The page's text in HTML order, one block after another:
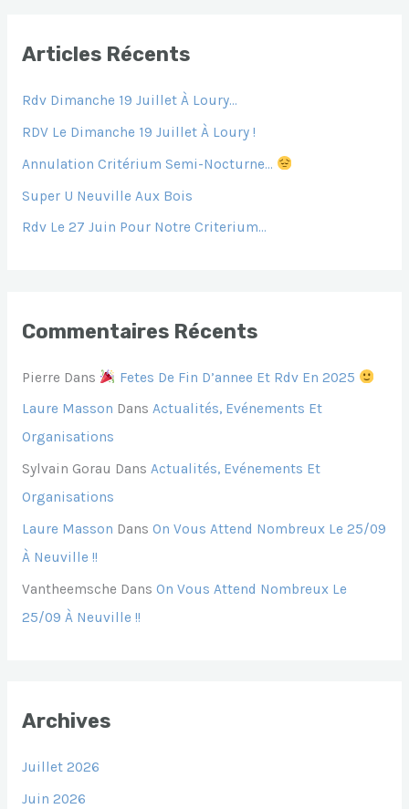
E
C
H
E
Articles Récents
Rdv Dimanche 19 Juillet À Loury…
RDV Le Dimanche 19 Juillet À Loury !
Annulation Critérium Semi-Nocturne…
Super U Neuville Aux Bois
Rdv Le 27 Juin Pour Notre Criterium…
Commentaires Récents
Pierre Dans
Fetes De Fin D’annee Et Rdv En 2025
Laure Masson Dans Actualités, Evénements Et
Organisations
Sylvain Gorau Dans Actualités, Evénements Et
Organisations
Laure Masson Dans On Vous Attend Nombreux Le 25/09
À Neuville !!
Vantheemsche Dans On Vous Attend Nombreux Le
25/09 À Neuville !!
Archives
Juillet 2026
Juin 2026